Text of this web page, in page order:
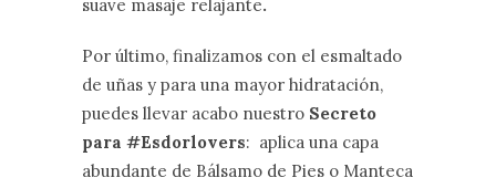
suave masaje relajante.
Por último, finalizamos con el esmaltado
de uñas y para una mayor hidratación,
puedes llevar acabo nuestro Secreto
para #Esdorlovers: aplica una capa
abundante de Bálsamo de Pies o Manteca